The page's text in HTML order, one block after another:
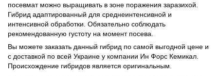
посевмат можно выращивать в зоне поражения заразихой.
Гибрид адаптированный для среднеинтенсивной и
интенсивной обработки. Обязательно соблюдать
рекомендованную густоту на момент посева.
Вы можете заказать данный гибрид по самой выгодной цене и
с доставкой по всей Украине у компании Ин Форс Кемикал.
Происхождение гибридов является оригинальным.